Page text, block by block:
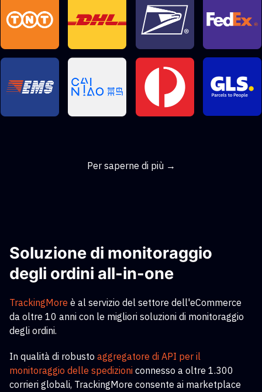
Per saperne di più →
Soluzione di monitoraggio
degli ordini all-in-one
TrackingMore è al servizio del settore dell'eCommerce
da oltre 10 anni con le migliori soluzioni di monitoraggio
degli ordini.
In qualità di robusto aggregatore di API per il
monitoraggio delle spedizioni connesso a oltre 1.300
corrieri globali, TrackingMore consente ai marketplace